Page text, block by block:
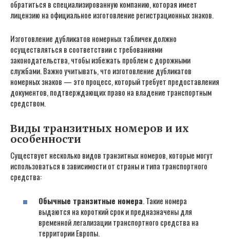
обратиться в специализированную компанию, которая имеет
лицензию на официальное изготовление регистрационных знаков.
Изготовление дубликатов номерных табличек должно
осуществляться в соответствии с требованиями
законодательства, чтобы избежать проблем с дорожными
службами. Важно учитывать, что изготовление дубликатов
номерных знаков — это процесс, который требует предоставления
документов, подтверждающих право на владение транспортным
средством.
Виды транзитных номеров и их
особенности
Существует несколько видов транзитных номеров, которые могут
использоваться в зависимости от страны и типа транспортного
средства:
Обычные транзитные номера. Такие номера
выдаются на короткий срок и предназначены для
временной легализации транспортного средства на
территории Европы.